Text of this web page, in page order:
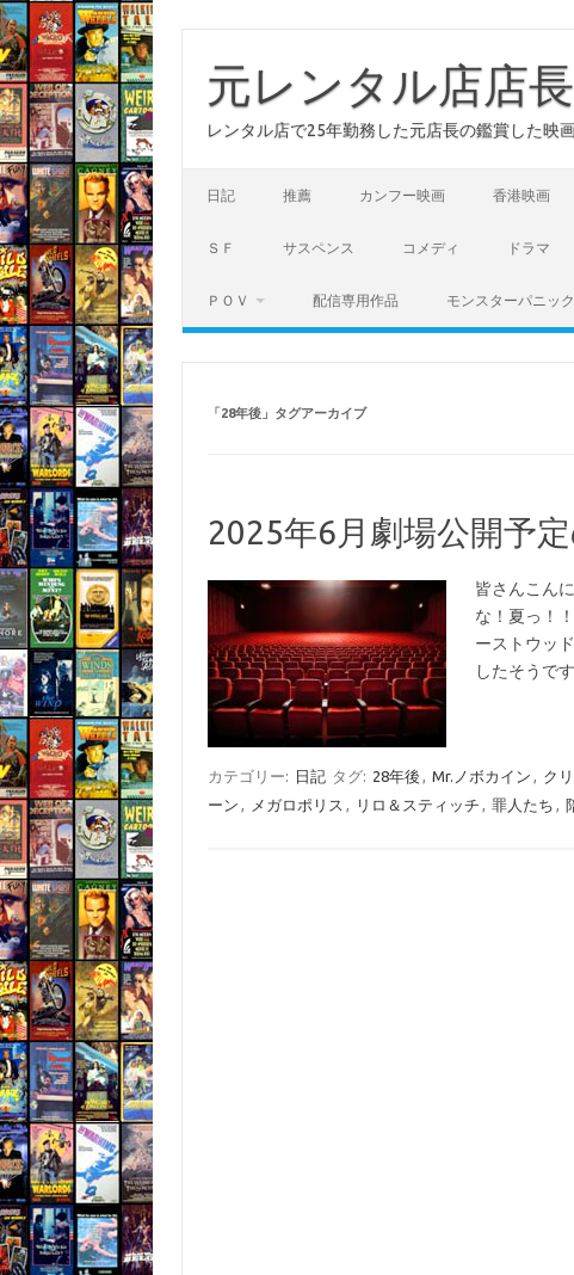
元レンタル店店
レンタル店で25年勤務した元店長の鑑賞した映
日記 推薦 カンフー映画 香港映画
ＳＦ サスペンス コメディ ドラマ
ＰＯＶ 配信専用作品 モンスターパニック
「28年後」タグアーカイブ
2025年6月劇場公開予
皆さんこん
な！夏っ！
ーストウッ
したそうで
カテゴリー: 日記 タグ: 28年後 , Mr.ノボカイン , ク
ーン , メガロポリス , リロ＆スティッチ , 罪人たち ,